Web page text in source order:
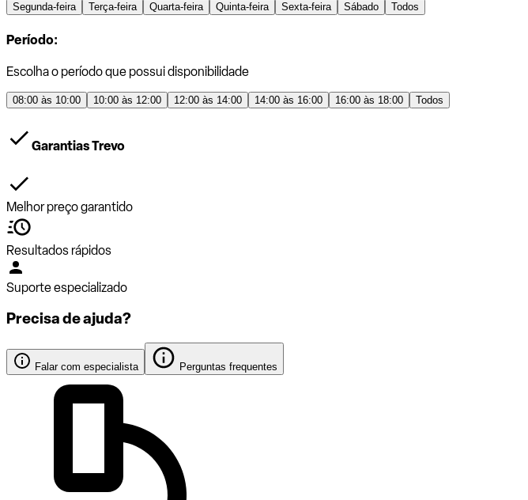
Segunda-feira Terça-feira Quarta-feira Quinta-feira Sexta-feira Sábado Todos
Período:
Escolha o período que possui disponibilidade
08:00 às 10:00 10:00 às 12:00 12:00 às 14:00 14:00 às 16:00 16:00 às 18:00 Todos
Garantias Trevo
Melhor preço garantido
Resultados rápidos
Suporte especializado
Precisa de ajuda?
Falar com especialista Perguntas frequentes